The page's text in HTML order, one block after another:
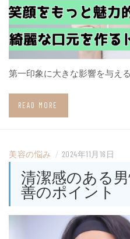
第一印象に大きな影響を与え
READ MORE
美容の悩み / 2024年11月16日
清潔感のある
善のポイント